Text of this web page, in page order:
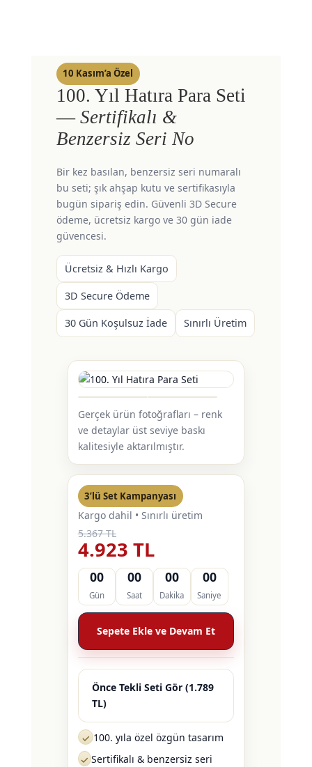
10 Kasım’a Özel
100. Yıl Hatıra Para Seti
— Sertifikalı &
Benzersiz Seri No
Bir kez basılan, benzersiz seri numaralı
bu seti; şık ahşap kutu ve sertifikasıyla
bugün sipariş edin. Güvenli 3D Secure
ödeme, ücretsiz kargo ve 30 gün iade
güvencesi.
Ücretsiz & Hızlı Kargo
3D Secure Ödeme
30 Gün Koşulsuz İade Sınırlı Üretim
Gerçek ürün fotoğrafları – renk
ve detaylar üst seviye baskı
kalitesiyle aktarılmıştır.
3’lü Set Kampanyası
Kargo dahil • Sınırlı üretim
5.367 TL
4.923 TL
00
Gün
00
Saat
00
Dakika
00
Saniye
Sepete Ekle ve Devam Et
Önce Tekli Seti Gör (1.789
TL)
✓ 100. yıla özel özgün tasarım
✓ Sertifikalı & benzersiz seri